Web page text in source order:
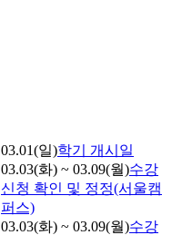
03.01(일)학기 개시일
03.03(화) ~ 03.09(월)수강
신청 확인 및 정정(서울캠
퍼스)
03.03(화) ~ 03.09(월)수강